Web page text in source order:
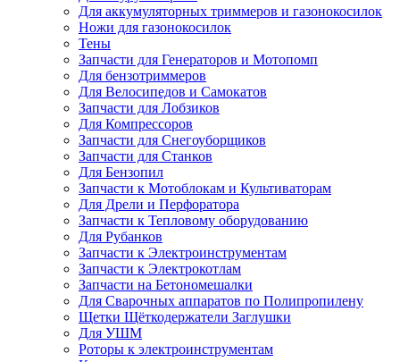
Для аккумуляторных триммеров и газонокосилок
Ножи для газонокосилок
Тены
Запчасти для Генераторов и Мотопомп
Для бензотриммеров
Для Велосипедов и Самокатов
Запчасти для Лобзиков
Для Компрессоров
Запчасти для Снегоуборщиков
Запчасти для Станков
Для Бензопил
Запчасти к Мотоблокам и Культиваторам
Для Дрели и Перфоратора
Запчасти к Тепловому оборудованию
Для Рубанков
Запчасти к Электроинструментам
Запчасти к Электрокотлам
Запчасти на Бетономешалки
Для Сварочных аппаратов по Полипропилену
Щетки Щёткодержатели Заглушки
Для УШМ
Роторы к электроинструментам